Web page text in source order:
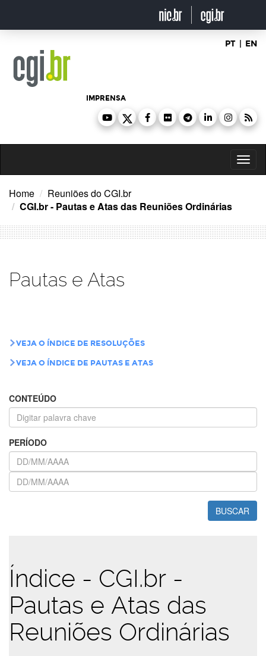
o
PT | EN
IMPRENSA
Home
Reuniões do CGI.br
CGI.br - Pautas e Atas das Reuniões Ordinárias
Pautas e Atas
VEJA O ÍNDICE DE RESOLUÇÕES
VEJA O ÍNDICE DE PAUTAS E ATAS
CONTEÚDO
PERÍODO
BUSCAR
Índice - CGI.br -
Pautas e Atas das
Reuniões Ordinárias